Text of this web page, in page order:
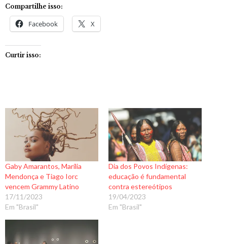
Compartilhe isso:
Facebook X
Curtir isso:
Gaby Amarantos, Marília
Mendonça e Tiago Iorc
vencem Grammy Latino
17/11/2023
Em "Brasil"
Dia dos Povos Indígenas:
educação é fundamental
contra estereótipos
19/04/2023
Em "Brasil"